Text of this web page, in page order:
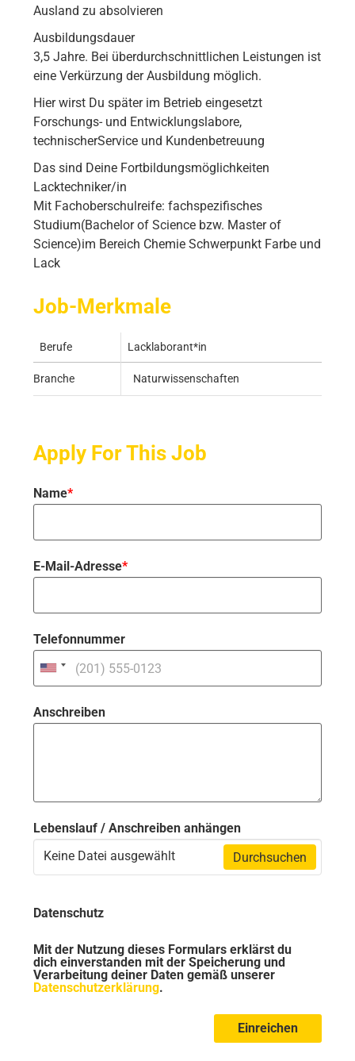
Ausland zu absolvieren
Ausbildungsdauer
3,5 Jahre. Bei überdurchschnittlichen Leistungen ist
eine Verkürzung der Ausbildung möglich.
Hier wirst Du später im Betrieb eingesetzt
Forschungs- und Entwicklungslabore,
technischerService und Kundenbetreuung
Das sind Deine Fortbildungsmöglichkeiten
Lacktechniker/in
Mit Fachoberschulreife: fachspezifisches
Studium(Bachelor of Science bzw. Master of
Science)im Bereich Chemie Schwerpunkt Farbe und
Lack
Job-Merkmale
Berufe Lacklaborant*in
Branche Naturwissenschaften
Apply For This Job
Name*
E-Mail-Adresse*
Telefonnummer
Anschreiben
Lebenslauf / Anschreiben anhängen
Keine Datei ausgewählt
Durchsuchen
Datenschutz
Mit der Nutzung dieses Formulars erklärst du
dich einverstanden mit der Speicherung und
Verarbeitung deiner Daten gemäß unserer
Datenschutzerklärung.
Einreichen